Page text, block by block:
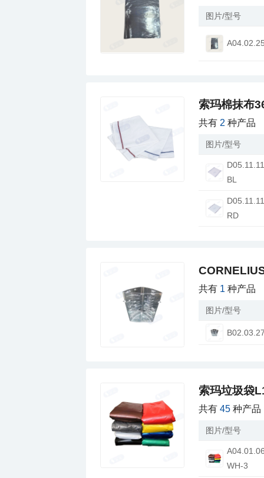
西式快餐瓶罐桶
西式快餐收纳器
西式快餐保温柜
西式快餐搅拌机
西式快餐时尚饮
西式快餐标签纸
西式快餐纸类打
西式快餐垃圾袋
西式快餐无纺布
西式快餐湿纸巾
西式快餐塑料吸
西式快餐厨房纸
图片/型号
索玛棉抹布
共有 2 种产品
图片/型号
BL
RD
共有 1 种产品
图片/型号
索玛垃圾袋
共有45 种产品
图片/型号
WH-3